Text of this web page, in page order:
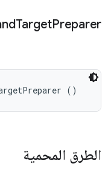
TargetPreparer
()
الطرق المحمية